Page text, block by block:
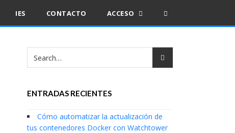
IES CONTACTO ACCESO
ENTRADAS RECIENTES
Cómo automatizar la actualización de
tus contenedores Docker con Watchtower